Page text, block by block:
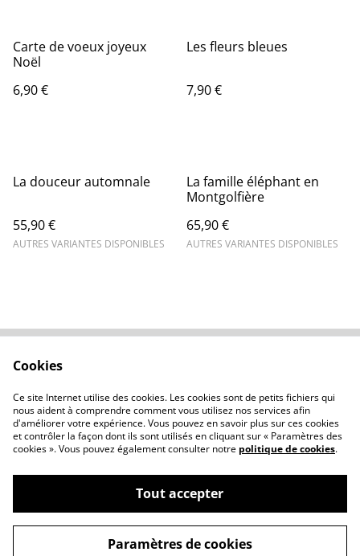
Carte de voeux joyeux
Noël
6,90 €
Les fleurs bleues
7,90 €
La douceur automnale
55,90 €
AUTRES VARIANTES DISPONIBLES
La famille éléphant en
Montgolfière
65,90 €
AUTRES VARIANTES DISPONIBLES
Politique de
confidentialité
Politique de cookies
©2026Atelierclémélie
Cookies
Ce site Internet utilise des cookies. Les cookies sont de petits fichiers qui
nous aident à comprendre comment vous utilisez nos services afin
d'améliorer votre expérience. Vous pouvez en savoir plus sur ces cookies
et contrôler la façon dont ils sont utilisés en cliquant sur « Paramètres des
cookies ». Vous pouvez également consulter notre politique de cookies.
Tout accepter
Paramètres de cookies